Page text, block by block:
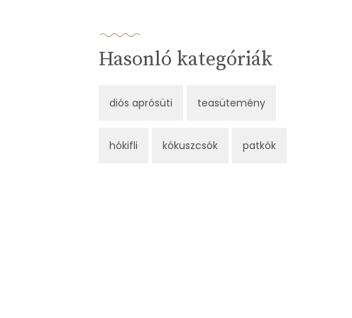
Hasonló kategóriák
diós aprósüti teasütemény
hókifli kókuszcsók patkók